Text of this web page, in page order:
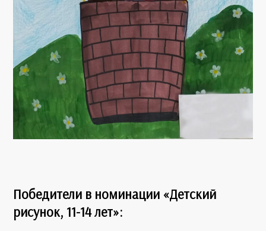
Победители в номинации «Детский
рисунок, 11-14 лет»: